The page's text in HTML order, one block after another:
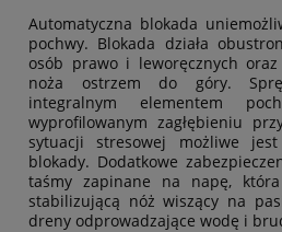
Automatyczna blokada
pochwy. Blokada działa
osób prawo i leworęcznych
noża ostrzem do góry.
integralnym elementem
wyprofilowanym zagłębieniu
sytuacji stresowej możliwe
blokady. Dodatkowe
taśmy zapinane na napę,
stabilizującą nóż wiszący na
dreny odprowadzające wodę i